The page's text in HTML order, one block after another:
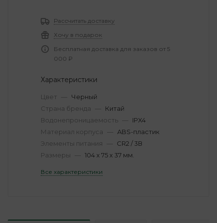
Рассчитать доставку
Хочу в подарок
Бесплатная доставка для заказов от 5
000 ₽
Характеристики
Цвет — Черный
Страна бренда — Китай
Водонепроницаемость — IPX4
Материал корпуса — ABS-пластик
Элементы питания — CR2 / 3В
Размеры — 104 x 75 х 37 мм.
Все характеристики